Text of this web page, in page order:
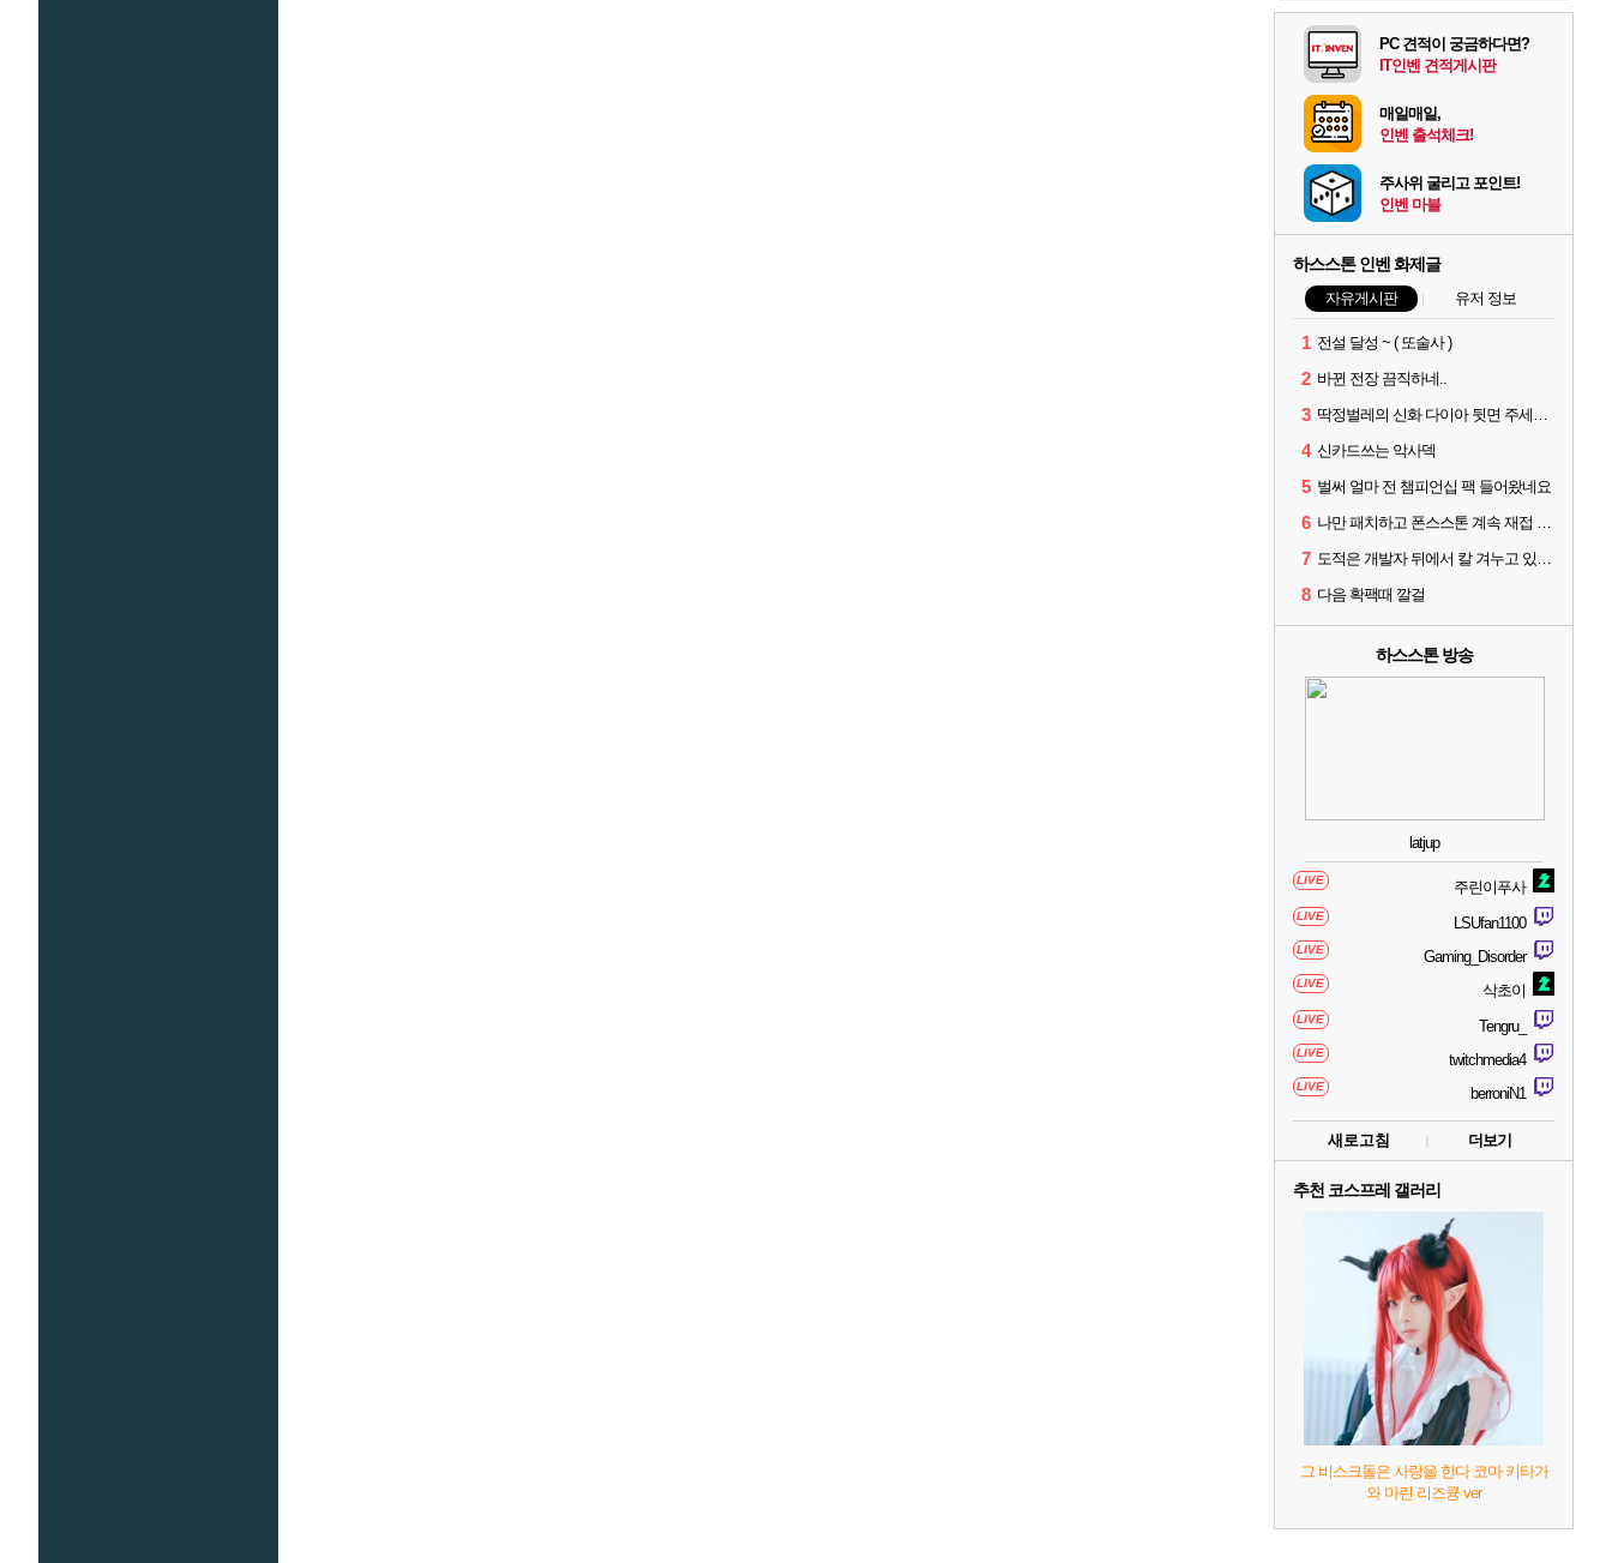
PC 견적이 궁금하다면?
IT인벤 견적게시판
매일매일,
인벤 출석체크!
주사위 굴리고 포인트!
인벤 마블
하스스톤 인벤 화제글
자유게시판 유저 정보
1 전설 달성 ~ ( 또술사 )
2 바뀐 전장 끔직하네..
3 딱정벌레의 신화 다이아 뒷면 주세요 징징글
4 신카드쓰는 악사덱
5 벌써 얼마 전 챔피언십 팩 들어왔네요
6 나만 패치하고 폰스스톤 계속 재접 버그 걸리나?
7 도적은 개발자 뒤에서 칼 겨누고 있나 왜 너프를 안 당함
8 다음 확팩때 깔걸
하스스톤 방송
latjup
LIVE 주린이푸사
LIVE LSUfan1100
LIVE Gaming_Disorder
LIVE 삭초이
LIVE Tengru_
LIVE twitchmedia4
LIVE berroniN1
새로고침 더보기
추천 코스프레 갤러리
그 비스크돌은 사랑을 한다 코마 키타가
와 마린 리즈큥 ver